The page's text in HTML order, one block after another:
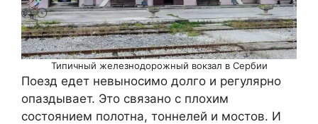
Типичный железнодорожный вокзал в Сербии
Поезд едет невыносимо долго и регулярно
опаздывает. Это связано с плохим
состоянием полотна, тоннелей и мостов. И